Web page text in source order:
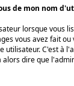
de mon nom
lorsque vous
vous avez fait
utilisateur. C'est à
dire que